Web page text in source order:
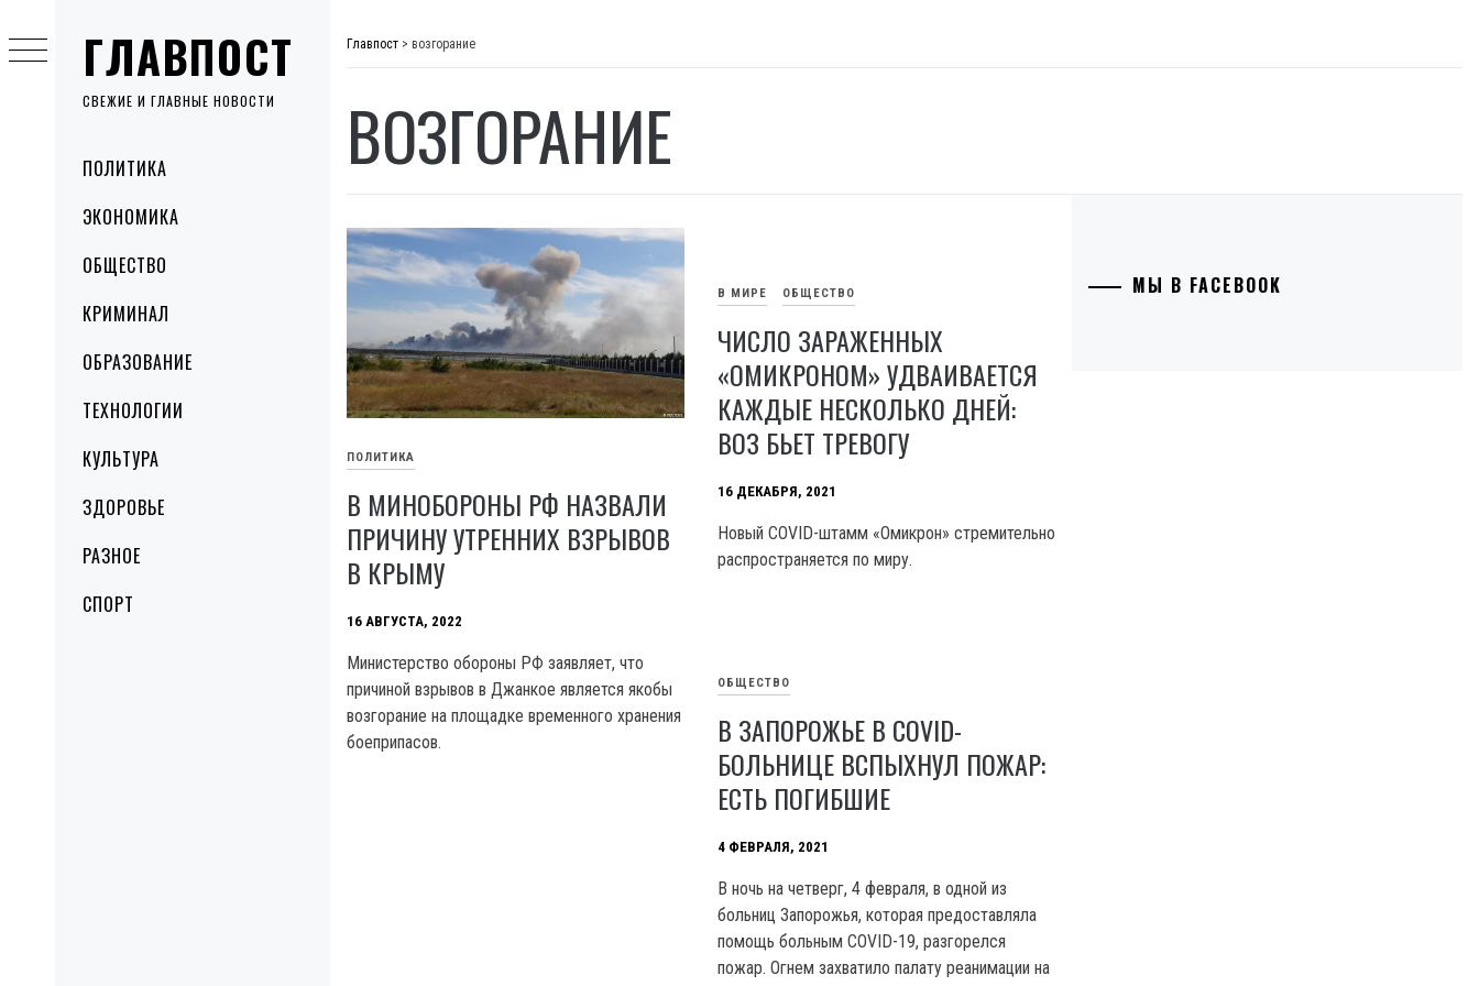
ГЛАВПОСТ
СВЕЖИЕ И ГЛАВНЫЕ НОВОСТИ
MenuПОЛИТИКА
ЭКОНОМИКА
ОБЩЕСТВО
КРИМИНАЛ
ОБРАЗОВАНИЕ
ТЕХНОЛОГИИ
КУЛЬТУРА
ЗДОРОВЬЕ
РАЗНОЕ
СПОРТ
to
content
Главпост > возгорание
ВОЗГОРАНИЕ
ПОЛИТИКА
В МИНОБОРОНЫ РФ НАЗВАЛИ
ПРИЧИНУ УТРЕННИХ ВЗРЫВОВ
В КРЫМУ
16 АВГУСТА, 2022
Министерство обороны РФ заявляет, что
причиной взрывов в Джанкое является якобы
возгорание на площадке временного хранения
боеприпасов.
В МИРЕ ОБЩЕСТВО
ЧИСЛО ЗАРАЖЕННЫХ
«ОМИКРОНОМ» УДВАИВАЕТСЯ
КАЖДЫЕ НЕСКОЛЬКО ДНЕЙ:
ВОЗ БЬЕТ ТРЕВОГУ
16 ДЕКАБРЯ, 2021
Новый COVID-штамм «Омикрон» стремительно
распространяется по миру.
ОБЩЕСТВО
В ЗАПОРОЖЬЕ В COVID-
БОЛЬНИЦЕ ВСПЫХНУЛ ПОЖАР:
ЕСТЬ ПОГИБШИЕ
4 ФЕВРАЛЯ, 2021
В ночь на четверг, 4 февраля, в одной из
больниц Запорожья, которая предоставляла
помощь больным COVID-19, разгорелся
пожар. Огнем захватило палату реанимации на
МЫ В FACEBOOK